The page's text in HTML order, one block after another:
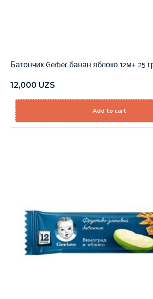
Батончик Gerber банан яблоко 12м+ 25
12,000 UZS
Add to cart